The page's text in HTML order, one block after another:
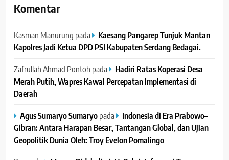
Komentar
Kasman Manurung pada
Kaesang Pangarep Tunjuk Mantan
Kapolres Jadi Ketua DPD PSI Kabupaten Serdang Bedagai. ‎ ‎
Zafrullah Ahmad Pontoh pada
Hadiri Ratas Koperasi Desa
Merah Putih, Wapres Kawal Percepatan Implementasi di
Daerah
Agus Sumaryo Sumaryopada
Indonesia di Era Prabowo–
Gibran: Antara Harapan Besar, Tantangan Global, dan Ujian
Geopolitik Dunia Oleh: Troy Evelon Pomalingo